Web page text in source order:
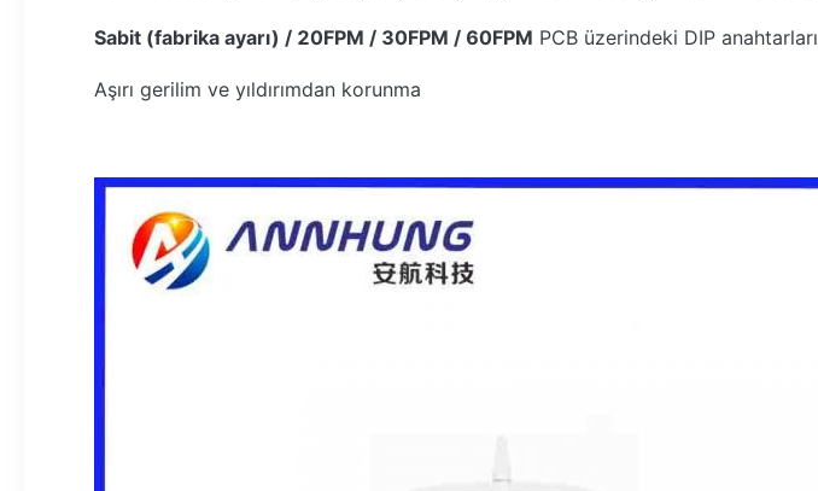
Sabit (fabrika ayarı) / 20FPM / 30FPM / 60FPM PCB üzerindeki DIP anahtarları
Aşırı gerilim ve yıldırımdan korunma